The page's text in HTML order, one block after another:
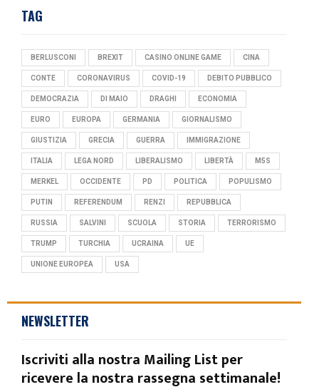
TAG
BERLUSCONI BREXIT CASINO ONLINE GAME CINA
CONTE CORONAVIRUS COVID-19 DEBITO PUBBLICO
DEMOCRAZIA DI MAIO DRAGHI ECONOMIA
EURO EUROPA GERMANIA GIORNALISMO
GIUSTIZIA GRECIA GUERRA IMMIGRAZIONE
ITALIA LEGA NORD LIBERALISMO LIBERTÀ M5S
MERKEL OCCIDENTE PD POLITICA POPULISMO
PUTIN REFERENDUM RENZI REPUBBLICA
RUSSIA SALVINI SCUOLA STORIA TERRORISMO
TRUMP TURCHIA UCRAINA UE
UNIONE EUROPEA USA
NEWSLETTER
Iscriviti alla nostra Mailing List per
ricevere la nostra rassegna settimanale!